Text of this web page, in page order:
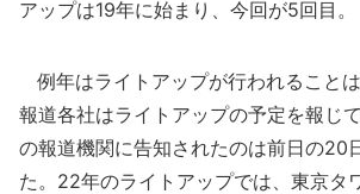
アップは19年に始まり、今回が5回目。
例年はライトアップが行われることは
報道各社はライトアップの予定を報じ
の報道機関に告知されたのは前日の20
た。22年のライトアップでは、東京タ